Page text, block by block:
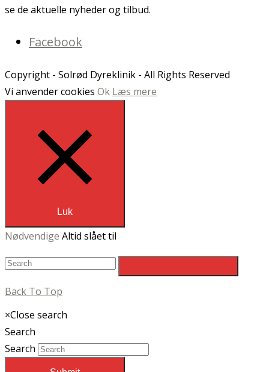
se de aktuelle nyheder og tilbud.
Facebook
Copyright - Solrød Dyreklinik - All Rights Reserved
Vi anvender cookies Ok Læs mere
Luk
Nødvendige Altid slået til
Back To Top
×Close search
Search
Search